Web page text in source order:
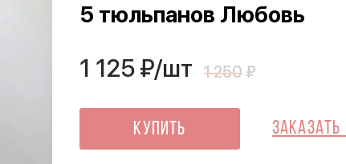
5 тюльпанов Любовь
1 125₽/шт 1 250 ₽
Купить Заказать